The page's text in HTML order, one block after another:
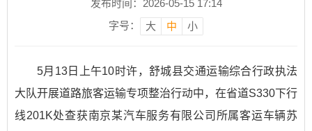
发布时间：2026-05-15 17:14
字号：
大 中 小
5月13日上午10时许，舒城县交通运输综合行政执法
大队开展道路旅客运输专项整治行动中，在省道S330下行
线201K处查获南京某汽车服务有限公司所属客运车辆苏